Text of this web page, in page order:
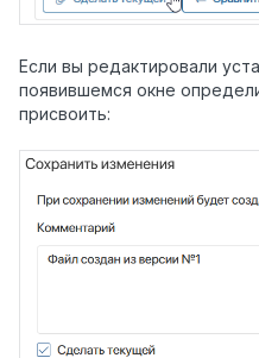
Если вы редактировали
появившемся окне
присвоить: